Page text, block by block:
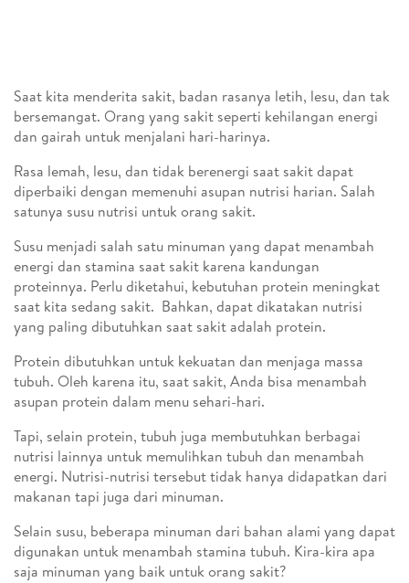
Saat kita menderita sakit, badan rasanya letih, lesu, dan tak
bersemangat. Orang yang sakit seperti kehilangan energi
dan gairah untuk menjalani hari-harinya.
Rasa lemah, lesu, dan tidak berenergi saat sakit dapat
diperbaiki dengan memenuhi asupan nutrisi harian. Salah
satunya susu nutrisi untuk orang sakit.
Susu menjadi salah satu minuman yang dapat menambah
energi dan stamina saat sakit karena kandungan
proteinnya. Perlu diketahui, kebutuhan protein meningkat
saat kita sedang sakit. Bahkan, dapat dikatakan nutrisi
yang paling dibutuhkan saat sakit adalah protein.
Protein dibutuhkan untuk kekuatan dan menjaga massa
tubuh. Oleh karena itu, saat sakit, Anda bisa menambah
asupan protein dalam menu sehari-hari.
Tapi, selain protein, tubuh juga membutuhkan berbagai
nutrisi lainnya untuk memulihkan tubuh dan menambah
energi. Nutrisi-nutrisi tersebut tidak hanya didapatkan dari
makanan tapi juga dari minuman.
Selain susu, beberapa minuman dari bahan alami yang dapat
digunakan untuk menambah stamina tubuh. Kira-kira apa
saja minuman yang baik untuk orang sakit?